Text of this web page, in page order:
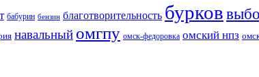
бабурин бензин благотворительность бурков
навальный омгпу омск-федоровка омский нпз